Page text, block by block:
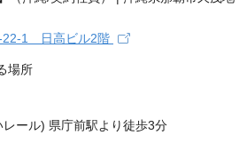
22-1 日高ビル2階
場所
ール) 県庁前駅より徒歩3分